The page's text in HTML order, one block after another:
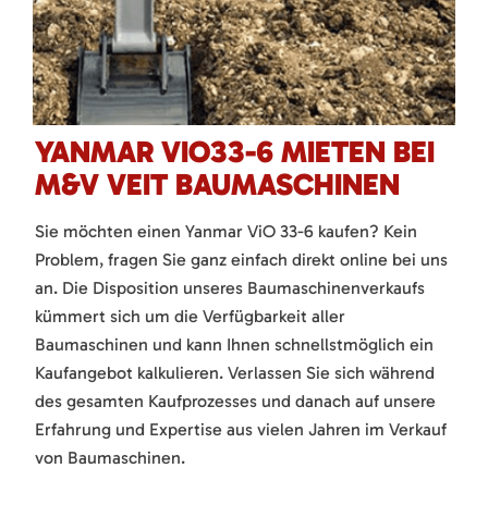
YANMAR VIO33-6 MIETEN BEI
M&V VEIT BAUMASCHINEN
Sie möchten einen Yanmar ViO 33-6 kaufen? Kein
Problem, fragen Sie ganz einfach direkt online bei uns
an. Die Disposition unseres Baumaschinenverkaufs
kümmert sich um die Verfügbarkeit aller
Baumaschinen und kann Ihnen schnellstmöglich ein
Kaufangebot kalkulieren. Verlassen Sie sich während
des gesamten Kaufprozesses und danach auf unsere
Erfahrung und Expertise aus vielen Jahren im Verkauf
von Baumaschinen.